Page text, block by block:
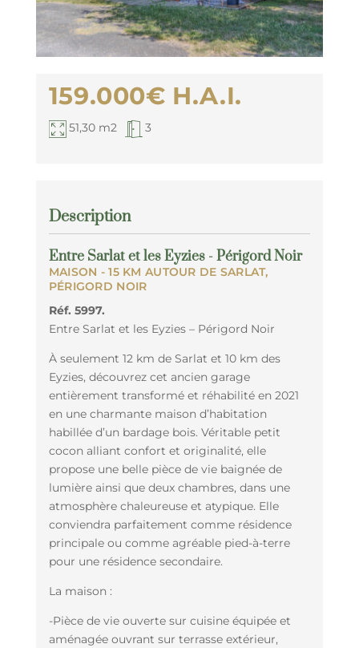
159.000€ H.A.I.
51,30 m2 3
Description
Entre Sarlat et les Eyzies - Périgord Noir
MAISON - 15 KM AUTOUR DE SARLAT,
PÉRIGORD NOIR
Réf. 5997.
Entre Sarlat et les Eyzies – Périgord Noir
À seulement 12 km de Sarlat et 10 km des
Eyzies, découvrez cet ancien garage
entièrement transformé et réhabilité en 2021
en une charmante maison d’habitation
habillée d’un bardage bois. Véritable petit
cocon alliant confort et originalité, elle
propose une belle pièce de vie baignée de
lumière ainsi que deux chambres, dans une
atmosphère chaleureuse et atypique. Elle
conviendra parfaitement comme résidence
principale ou comme agréable pied-à-terre
pour une résidence secondaire.
La maison :
-Pièce de vie ouverte sur cuisine équipée et
aménagée ouvrant sur terrasse extérieur,